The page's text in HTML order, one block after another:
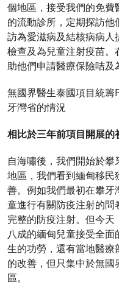
個地區，接受我們的免
的流動診所，定期探訪
訪為愛滋病及結核病病
檢查及為兒童注射疫苗
助他們申請醫療保險咭及
無國界醫生泰國項目統
牙灣省的情況
相比於三年前項目開展的
自海嘯後，我們開始於
地區，我們看到緬甸移
善。例如我們最初在攀
童進行有關防疫注射的
完整的防疫注射。但今
八成的緬甸兒童接受全
生的功勞，還有當地醫
的改善，但只集中於無
區。